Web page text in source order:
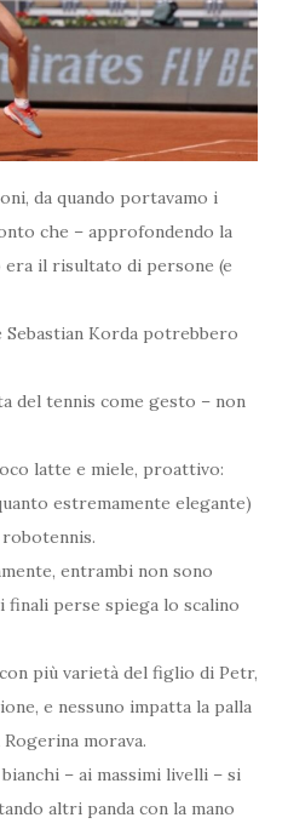
da quando portavamo i
che – approfondendo la
il risultato di persone (e
Sebastian Korda potrebbero
del tennis come gesto – non
latte e miele, proattivo:
estremamente elegante)
entrambi non sono
finali perse spiega lo scalino
più varietà del figlio di Petr,
e nessuno impatta la palla
morava.
– ai massimi livelli – si
altri panda con la mano